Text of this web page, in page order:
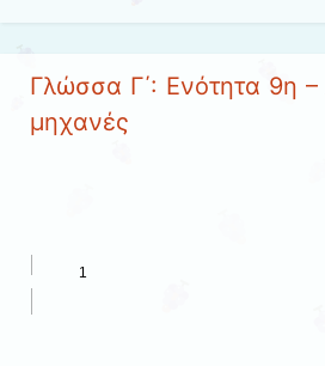
Γλώσσα Γ΄: Ενότητα 9η –
μηχανές